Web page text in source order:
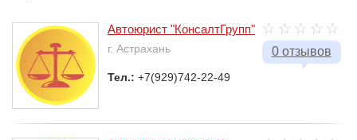
0 отзывов
Автоюрист "КонсалтГрупп"
г. Астрахань
Тел.: +7(929)742-22-49